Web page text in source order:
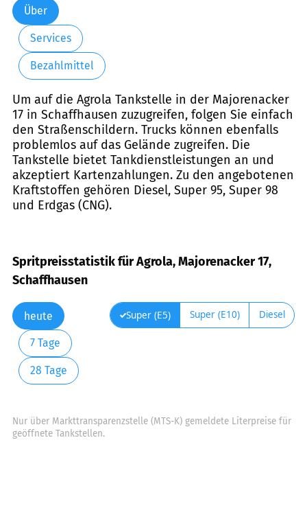
Über
Services
Bezahlmittel
Um auf die Agrola Tankstelle in der Majorenacker
17 in Schaffhausen zuzugreifen, folgen Sie einfach
den Straßenschildern. Trucks können ebenfalls
problemlos auf das Gelände zugreifen. Die
Tankstelle bietet Tankdienstleistungen an und
akzeptiert Kartenzahlungen. Zu den angebotenen
Kraftstoffen gehören Diesel, Super 95, Super 98
und Erdgas (CNG).
Spritpreisstatistik für Agrola, Majorenacker 17,
Schaffhausen
heute
7 Tage
28 Tage
Super (E5) Super (E10) Diesel
Nur über Markttransparenzstelle (MTS-K) gemeldete Literpreise für
geöffnete Tankstellen.